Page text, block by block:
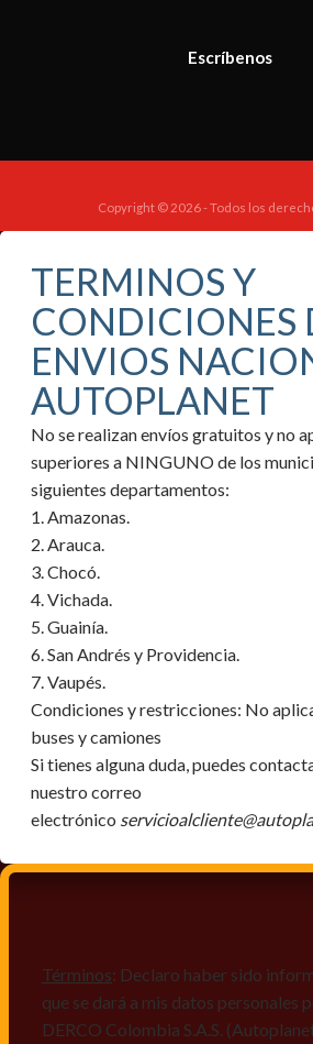
Escríbenos
Copyright © 2026 - Todos los
TERMINOS Y
CONDICIONES
ENVIOS
AUTOPLANET
No se realizan envíos gratuitos y no
superiores a NINGUNO de los
siguientes departamentos:
1. Amazonas.
2. Arauca.
3. Chocó.
4. Vichada.
5. Guainía.
6. San Andrés y Providencia.
7. Vaupés.
Condiciones y restricciones: No
buses y camiones
Si tienes alguna duda, puedes
nuestro correo
electrónico
Términos: Declaro haber sido
que se dará a mis datos personales
DERCO Colombia S.A.S.